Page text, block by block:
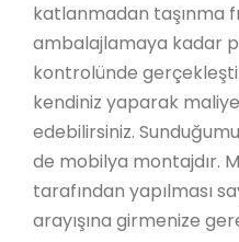
katlanmadan taşınma
ambalajlamaya kadar
kontrolünde
kendiniz yaparak
edebilirsiniz.
de mobilya montajdır.
tarafından yapılması
arayışına girmenize